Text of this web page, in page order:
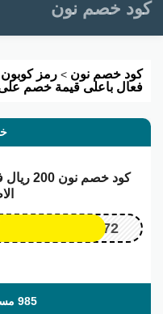
كود خصم نون
كود خصم نون > رمز كوبون NOON
فعال باعلى قيمة خصم على
كود
OP172
985 مستخدم